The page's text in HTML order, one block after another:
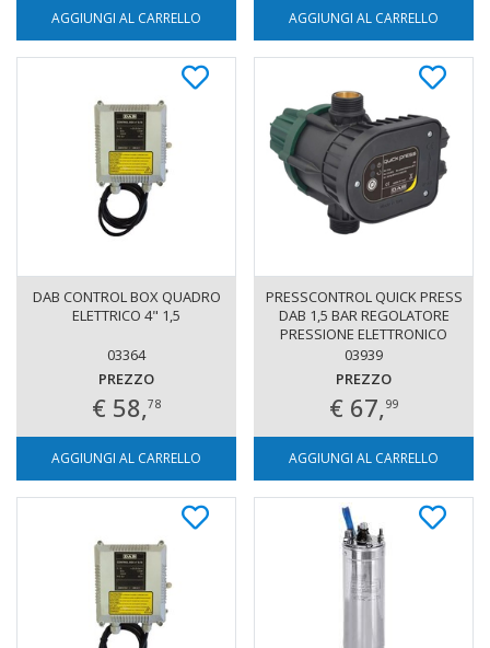
AGGIUNGI AL CARRELLO AGGIUNGI AL CARRELLO
DAB CONTROL BOX QUADRO
ELETTRICO 4" 1,5
03364
PREZZO
€ 58,78
AGGIUNGI AL CARRELLO
PRESSCONTROL QUICK PRESS
DAB 1,5 BAR REGOLATORE
PRESSIONE ELETTRONICO
SENZA CAVI
03939
PREZZO
€ 67,99
AGGIUNGI AL CARRELLO